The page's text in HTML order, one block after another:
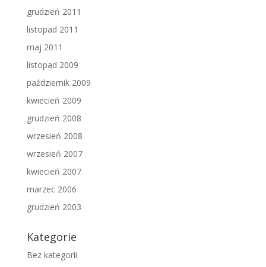
grudzień 2011
listopad 2011
maj 2011
listopad 2009
październik 2009
kwiecień 2009
grudzień 2008
wrzesień 2008
wrzesień 2007
kwiecień 2007
marzec 2006
grudzień 2003
Kategorie
Bez kategorii